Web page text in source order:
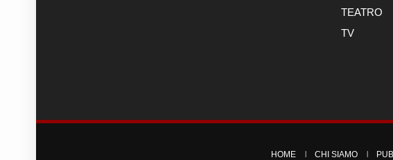
TEATRO
TV
HOME CHI SIAMO